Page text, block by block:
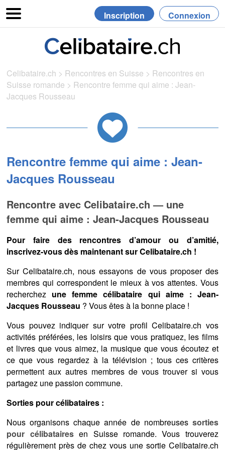
Inscription Connexion
Celibataire.ch > Rencontres en Suisse > Rencontres en
Suisse romande > Rencontre femme qui aime : Jean-
Jacques Rousseau
Rencontre femme qui aime : Jean-
Jacques Rousseau
Rencontre avec Celibataire.ch — une
femme qui aime : Jean-Jacques Rousseau
Pour faire des rencontres d’amour ou d’amitié,
inscrivez-vous dès maintenant sur Celibataire.ch !
Sur Celibataire.ch, nous essayons de vous proposer des
membres qui correspondent le mieux à vos attentes. Vous
recherchez une femme célibataire qui aime : Jean-
Jacques Rousseau ? Vous êtes à la bonne place !
Vous pouvez indiquer sur votre profil Celibataire.ch vos
activités préférées, les loisirs que vous pratiquez, les films
et livres que vous aimez, la musique que vous écoutez et
ce que vous regardez à la télévision ; tous ces critères
permettent aux autres membres de vous trouver si vous
partagez une passion commune.
Sorties pour célibataires :
Nous organisons chaque année de nombreuses sorties
pour célibatairesen Suisse romande. Vous trouverez
régulièrement près de chez vous une sortie Celibataire.ch